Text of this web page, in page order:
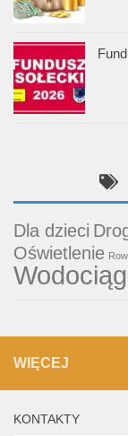
Dla dzieci
Oświetlenie
WIĘCEJ
KONTAKTY